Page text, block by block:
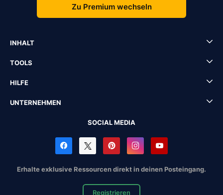
Zu Premium wechseln
INHALT
TOOLS
HILFE
UNTERNEHMEN
SOCIAL MEDIA
Erhalte exklusive Ressourcen direkt in deinen Posteingang.
Registrieren